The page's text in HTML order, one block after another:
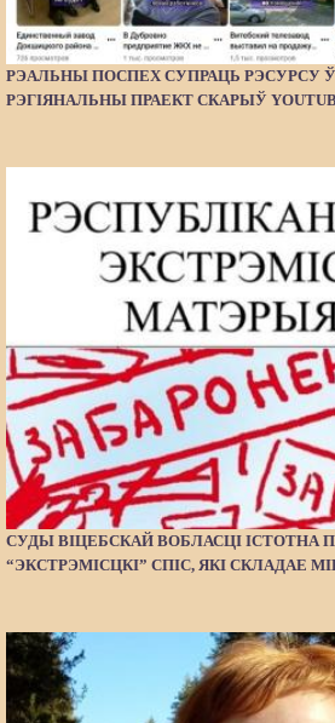
РЭАЛЬНЫ ПОСПЕХ СУПРАЦЬ РЭСУРСУ
РЭГІЯНАЛЬНЫ ПРАЕКТ СКАРЫЎ
СУДЫ ВІЦЕБСКАЙ ВОБЛАСЦІ ІСТОТНА
“ЭКСТРЭМІСЦКІ” СПІС, ЯКІ СКЛАДАЕ